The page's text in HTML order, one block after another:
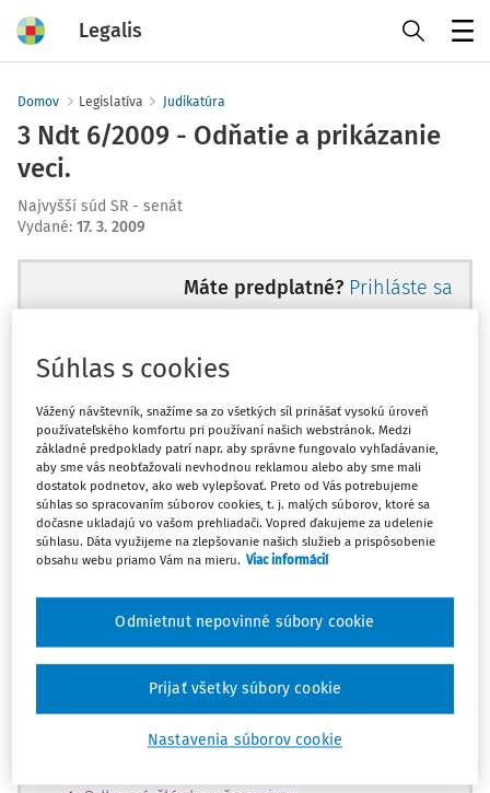
Legalis
Domov Legislatíva Judikatúra
3 Ndt 6/2009 - Odňatie a prikázanie
veci.
Najvyšší súd SR - senát
Vydané: 17. 3. 2009
Máte predplatné? Prihláste sa
Ups, zatiaľ ste si prečítali len
začiatok...
Celý odborný obsah z tejto oblasti je
dostupný predplatiteľom portálu.
Odomknite si prístup k odbornému
obsahu a získajte prístup na 10 dní
zdarma, stačí sa len zaregistrovať.
Vďaka registrácii získate prístup aj k
vybranému obsahu:
Súhlas s cookies
Vážený návštevník, snažíme sa zo všetkých síl prinášať vysokú úroveň
používateľského komfortu pri používaní našich webstránok. Medzi
základné predpoklady patrí napr. aby správne fungovalo vyhľadávanie,
aby sme vás neobťažovali nevhodnou reklamou alebo aby sme mali
dostatok podnetov, ako web vylepšovať. Preto od Vás potrebujeme
súhlas so spracovaním súborov cookies, t. j. malých súborov, ktoré sa
dočasne ukladajú vo vašom prehliadači. Vopred ďakujeme za udelenie
súhlasu. Dáta využijeme na zlepšovanie našich služieb a prispôsobenie
obsahu webu priamo Vám na mieru. Viac informácií
Nastavenia súborov cookie
Odmietnut nepovinné súbory cookie
Prijať všetky súbory cookie